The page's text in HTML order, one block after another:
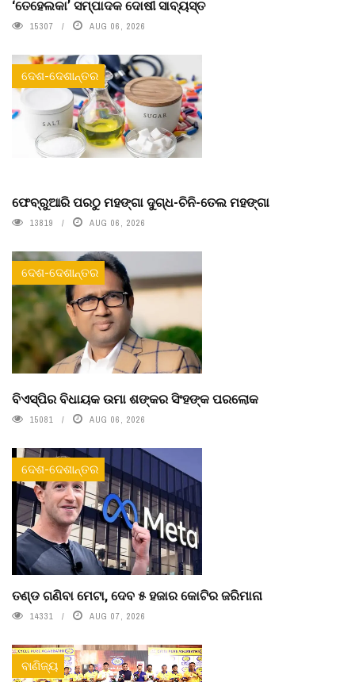
‘ତେହେଲକା’ ସମ୍ପାଦକ ଦୋଷୀ ସାବ୍ୟସ୍ତ
15307 AUG 06, 2026
ଦେଶ-ଦେଶାନ୍ତର
ଫେବ୍ରୁଆରି ପରଠୁ ମହଙ୍ଗା ଦୁଗ୍ଧ-ଚିନି-ତେଲ ମହଙ୍ଗା
13819 AUG 06, 2026
ଦେଶ-ଦେଶାନ୍ତର
ବିଏସ୍‌ପିର ବିଧାୟକ ଉମା ଶଙ୍କର ସିଂହଙ୍କ ପରଲୋକ
15081 AUG 06, 2026
ଦେଶ-ଦେଶାନ୍ତର
ତଣ୍ଡ ଗଣିବା ମେଟା, ଦେବ ୫ ହଜାର କୋଟିର ଜରିମାନା
14331 AUG 07, 2026
ବାଣିଜ୍ୟ